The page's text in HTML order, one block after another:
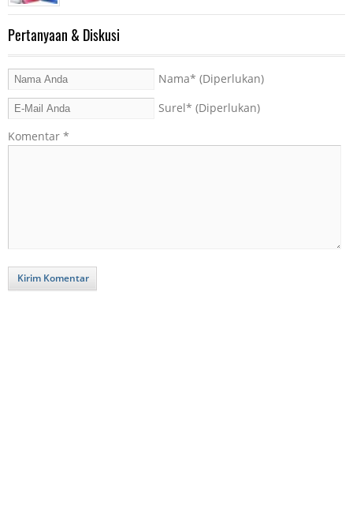
Pertanyaan & Diskusi
Nama* (Diperlukan)
Surel* (Diperlukan)
Komentar *
Kirim Komentar